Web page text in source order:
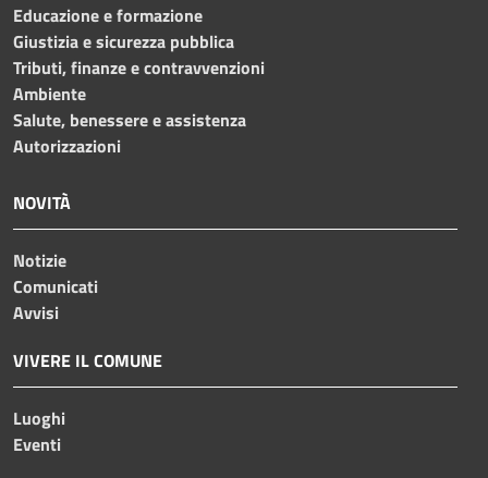
Educazione e formazione
Giustizia e sicurezza pubblica
Tributi, finanze e contravvenzioni
Ambiente
Salute, benessere e assistenza
Autorizzazioni
NOVITÀ
Notizie
Comunicati
Avvisi
VIVERE IL COMUNE
Luoghi
Eventi